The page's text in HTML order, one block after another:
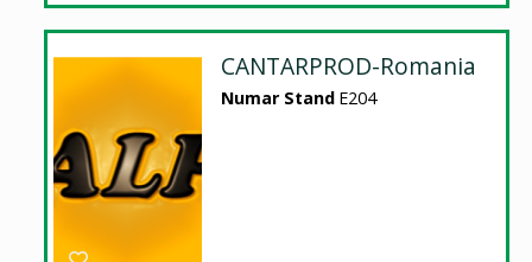
CANTARPROD-Romania
Numar Stand E204